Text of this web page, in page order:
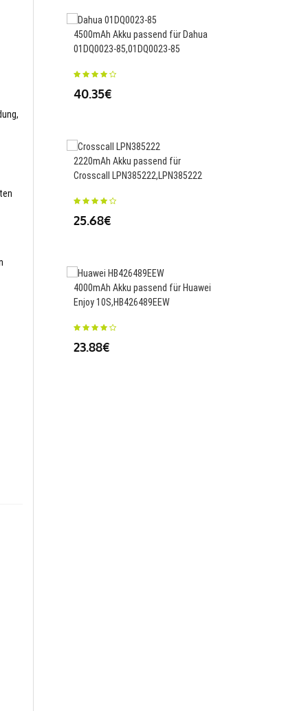
4500mAh Akku passend für Dahua
01DQ0023-85,01DQ0023-85
40.35€
2220mAh Akku passend für
Crosscall LPN385222,LPN385222
25.68€
4000mAh Akku passend für Huawei
Enjoy 10S,HB426489EEW
23.88€